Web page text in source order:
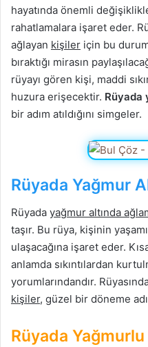
hayatında önemli
rahatlamalara işaret eder.
ağlayan kişiler için bu
bıraktığı mirasın
rüyayı gören kişi, maddi
huzura erişecektir. Rüyada
bir adım atıldığını simgeler.
Rüyada Yağmur
Rüyada yağmur altında
taşır. Bu rüya, kişinin
ulaşacağına işaret eder.
anlamda sıkıntılardan
yorumlarındandır.
kişiler, güzel bir döneme
Rüyada